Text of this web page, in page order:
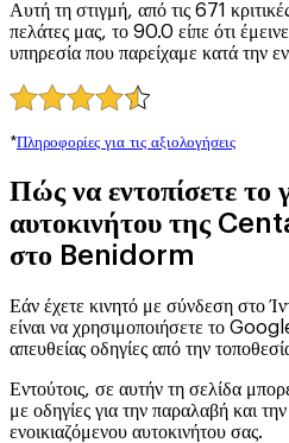
Αυτή τη στιγμή, από τις 671
πελάτες μας, το 90.0 είπε ότι
υπηρεσία που παρείχαμε κατά την
*Πληροφορίες για τις αξιολογήσεις
Πώς να εντοπίσετε το
αυτοκινήτου της
στο Benidorm
Εάν έχετε κινητό με σύνδεση στο
είναι να χρησιμοποιήσετε το
απευθείας οδηγίες από την
Εντούτοις, σε αυτήν τη σελίδα
με οδηγίες για την παραλαβή και
ενοικιαζόμενου αυτοκινήτου σας.